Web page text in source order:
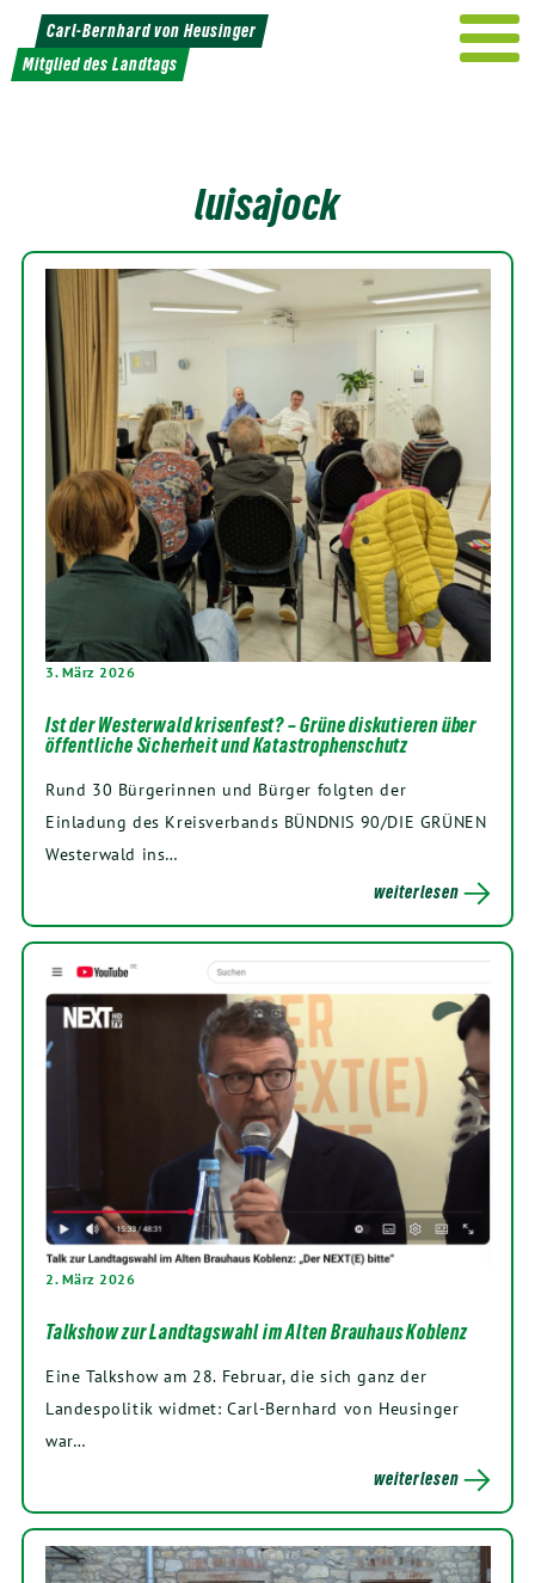
Weiter
zum
Inhalt
Carl-Bernhard von Heusinger
Mitglied des Landtags
luisajock
3. März 2026
Ist der Westerwald krisenfest? – Grüne diskutieren über
öffentliche Sicherheit und Katastrophenschutz
Rund 30 Bürgerinnen und Bürger folgten der
Einladung des Kreisverbands BÜNDNIS 90/DIE GRÜNEN
Westerwald ins…
weiterlesen
2. März 2026
Talkshow zur Landtagswahl im Alten Brauhaus Koblenz
Eine Talkshow am 28. Februar, die sich ganz der
Landespolitik widmet: Carl-Bernhard von Heusinger
war…
weiterlesen